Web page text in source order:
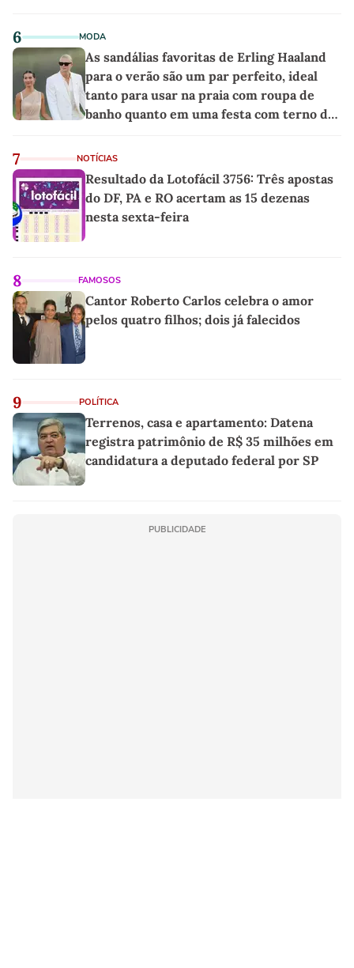
6 MODA
As sandálias favoritas de Erling Haaland
para o verão são um par perfeito, ideal
tanto para usar na praia com roupa de
banho quanto em uma festa com terno de
7 NOTÍCIAS
Resultado da Lotofácil 3756: Três apostas
do DF, PA e RO acertam as 15 dezenas
nesta sexta-feira
8 FAMOSOS
Cantor Roberto Carlos celebra o amor
pelos quatro filhos; dois já falecidos
9 POLÍTICA
Terrenos, casa e apartamento: Datena
registra patrimônio de R$ 35 milhões em
candidatura a deputado federal por SP
PUBLICIDADE